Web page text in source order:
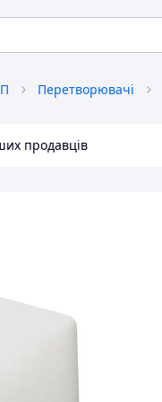
Перетворювачі
продавців